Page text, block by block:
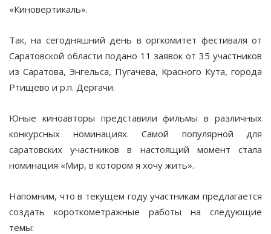
«Киновертикаль».
Так, на сегодняшний день в оргкомитет фестиваля от
Саратовской области подано 11 заявок от 35 участников
из Саратова, Энгельса, Пугачева, Красного Кута, города
Ртищево и р.п. Дергачи.
Юные киноавторы представили фильмы в различных
конкурсных номинациях. Самой популярной для
саратовских участников в настоящий момент стала
номинация «Мир, в котором я хочу жить».
Напомним, что в текущем году участникам предлагается
создать короткометражные работы на следующие
темы: